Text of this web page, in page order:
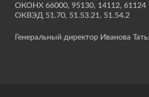
ОКОНХ 66000, 95130, 14112, 61124
ОКВЭД 51.70, 51.53.21, 51.54.2
Генеральный директор Иванова